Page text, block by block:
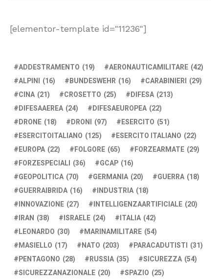
[elementor-template id="11236"]
ADDESTRAMENTO (19) AERONAUTICAMILITARE (42)
ALPINI (16) BUNDESWEHR (16) CARABINIERI (29)
CINA (21) CROSETTO (25) DIFESA (213)
DIFESAAEREA (24) DIFESAEUROPEA (22)
DRONE (18) DRONI (97) ESERCITO (51)
ESERCITOITALIANO (125) ESERCITO ITALIANO (22)
EUROPA (22) FOLGORE (65) FORZEARMATE (29)
FORZESPECIALI (36) GCAP (16)
GEOPOLITICA (70) GERMANIA (20) GUERRA (18)
GUERRAIBRIDA (16) INDUSTRIA (18)
INNOVAZIONE (27) INTELLIGENZAARTIFICIALE (20)
IRAN (38) ISRAELE (24) ITALIA (42)
LEONARDO (30) MARINAMILITARE (54)
MASIELLO (17) NATO (203) PARACADUTISTI (31)
PENTAGONO (28) RUSSIA (35) SICUREZZA (54)
SICUREZZANAZIONALE (20) SPAZIO (25)